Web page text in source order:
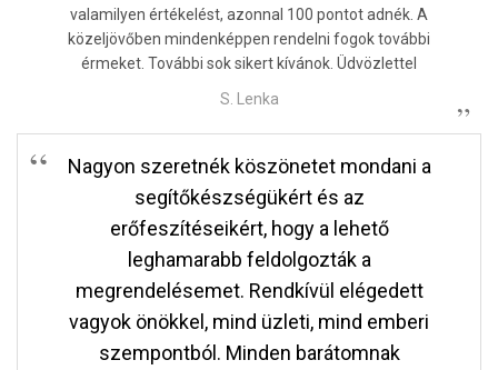
valamilyen értékelést, azonnal 100 pontot adnék. A
közeljövőben mindenképpen rendelni fogok további
érmeket. További sok sikert kívánok. Üdvözlettel
S. Lenka
Nagyon szeretnék köszönetet mondani a
segítőkészségükért és az
erőfeszítéseikért, hogy a lehető
leghamarabb feldolgozták a
megrendelésemet. Rendkívül elégedett
vagyok önökkel, mind üzleti, mind emberi
szempontból. Minden barátomnak